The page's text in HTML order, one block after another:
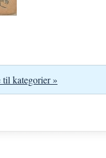
kategorier »